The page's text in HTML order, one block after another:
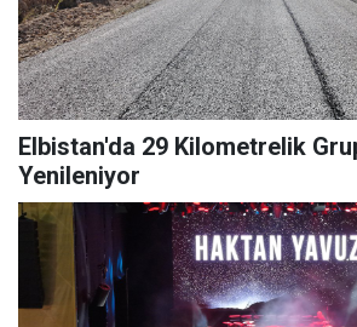
Elbistan'da 29 Kilometrelik
Yenileniyor